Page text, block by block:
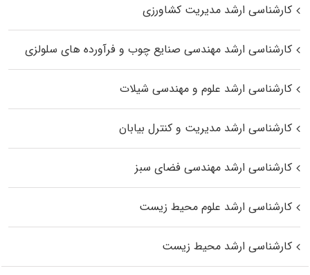
کارشناسی ارشد مدیریت کشاورزی
کارشناسی ارشد مهندسی صنایع چوب و فرآورده‌ های سلولزی
کارشناسی ارشد علوم و مهندسی شیلات
کارشناسی ارشد مدیریت و کنترل بیابان
کارشناسی ارشد مهندسی فضای سبز
کارشناسی ارشد علوم محیط‌ زیست
کارشناسی ارشد محیط زیست